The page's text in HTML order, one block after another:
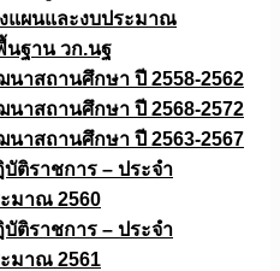
แผนและงบประมาณ
ฐาน วก.นฐ
าสถานศึกษา ปี 2558-2562
าสถานศึกษา ปี 2568-2572
าสถานศึกษา ปี 2563-2567
ติราชการ – ประจำ
มาณ 2560
ติราชการ – ประจำ
มาณ 2561